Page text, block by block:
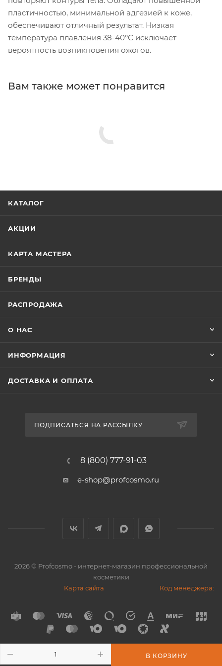
В КОРЗИНУ
пластичностью, минимальной адгезией к коже,
обеспечивают отличный результат. Низкая
температура плавления 38-40°С исключает
вероятность возникновения ожогов.
Вам также может понравится
КАТАЛОГ
АКЦИИ
КАРТА МАСТЕРА
БРЕНДЫ
РАСПРОДАЖА
О НАС
ИНФОРМАЦИЯ
ДОСТАВКА И ОПЛАТА
ПОДПИСАТЬСЯ НА РАССЫЛКУ
8 (800) 777-91-03
e-shop@profcosmo.ru
2026© Profcosmo - интернет-магазин профессиональной
косметики
Карта сайта
Код менеджера: